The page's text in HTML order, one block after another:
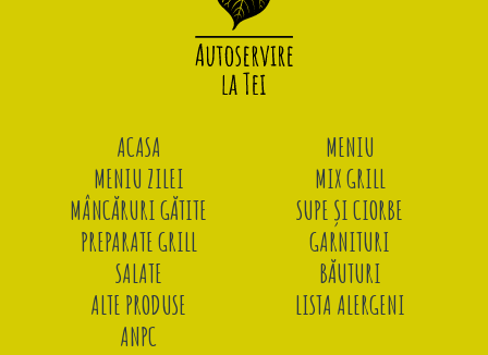
ACASA
MENIU
MENIU ZILEI
MIX GRILL
MÂNCĂRURI GĂTITE
SUPE ȘI CIORBE
PREPARATE GRILL
GARNITURI
SALATE
BĂUTURI
ALTE PRODUSE
LISTA ALERGENI
ANPC